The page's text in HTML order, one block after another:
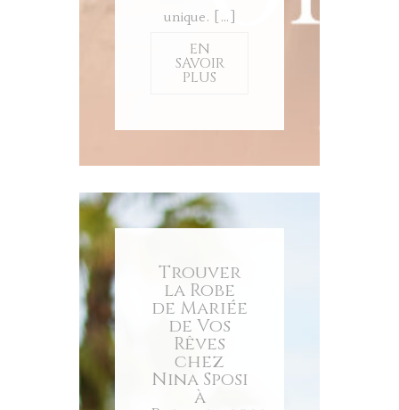
unique. […]
EN
SAVOIR
PLUS
Trouver
la Robe
de Mariée
de Vos
Rêves
chez
Nina Sposi
à